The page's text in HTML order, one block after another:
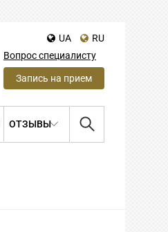
UA
RU
Вопрос специалисту
Запись на прием
ОТЗЫВЫ